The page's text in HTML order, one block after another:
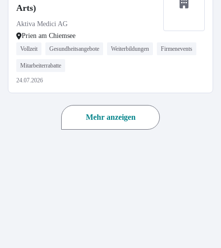
Arts)
Aktiva Medici AG
Prien am Chiemsee
Vollzeit Gesundheitsangebote Weiterbildungen Firmenevents
Mitarbeiterrabatte
24.07.2026
Mehr anzeigen